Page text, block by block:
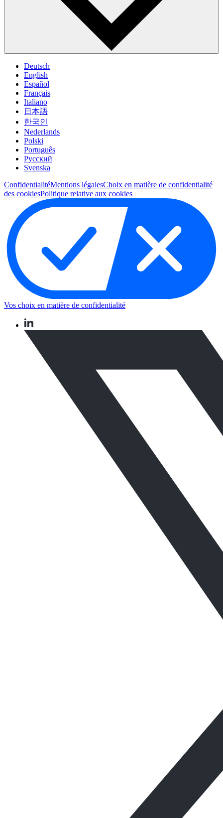
Deutsch
English
Español
Français
Italiano
日本語
한국인
Nederlands
Polski
Português
Pусский
Svenska
ConfidentialitéMentions légalesChoix en matière de confidentialité
des cookiesPolitique relative aux cookies
Vos choix en matière de confidentialité